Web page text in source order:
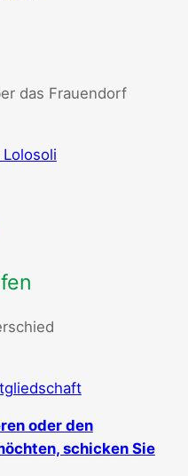
das Frauendorf
Lolosoli
oder den
schicken Sie